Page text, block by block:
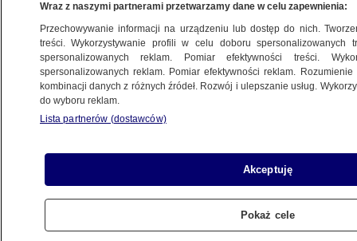
BIZNES
Rynek "w stanie hibernacji". Ceny
sięgnęły sufitu
BIZNES
"To jest plaga"
Wraz z naszymi partnerami przetwarzamy dane w celu zapewnienia:
Przechowywanie informacji na urządzeniu lub dostęp do nich.
treści. Wykorzystywanie profili w celu doboru spersonalizowanych
spersonalizowanych reklam. Pomiar efektywności treści.
spersonalizowanych reklam. Pomiar efektywności reklam.
kombinacji danych z różnych źródeł. Rozwój i ulepszanie usług.
do wyboru reklam.
Lista partnerów (dostawców)
Akceptuję
Pokaż cele